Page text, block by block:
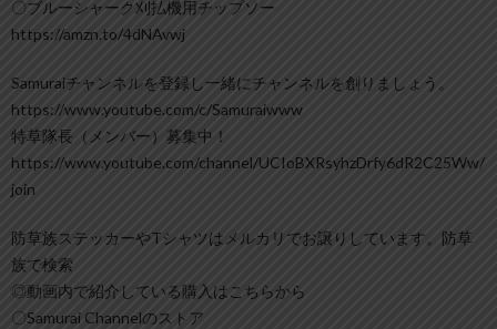
〇ブルーシャーク刈払機用チップソー
https://amzn.to/4dNAvwj
Samuraiチャンネルを登録し一緒にチャンネルを創りましょう。
https://www.youtube.com/c/Samuraiwww
特草隊長（メンバー）募集中！
https://www.youtube.com/channel/UCIoBXRsyhzDrfy6dR2C25Ww/
join
防草族ステッカーやTシャツはメルカリでお譲りしています。防草
族で検索
◎動画内で紹介している購入はこちらから
〇Samurai Channelのストア